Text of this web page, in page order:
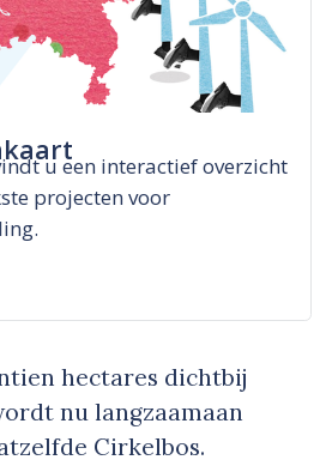
u een interactief overzicht
projecten voor
hectares dichtbij
nu langzaamaan
Cirkelbos.